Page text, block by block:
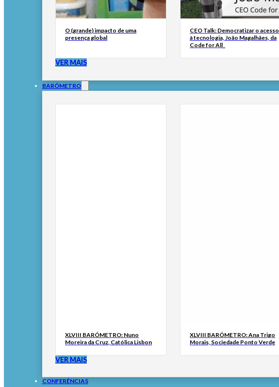
O (grande) impacto de uma
presença global
CEO Talk: Democratizar o acesso
à tecnologia, João Magalhães, da
Code for All_
VER MAIS
BARÓMETRO
XLVIII BARÓMETRO: Nuno
Moreira da Cruz, Católica Lisbon
XLVIII BARÓMETRO: Ana Trigo
Morais, Sociedade Ponto Verde
VER MAIS
CONFERÊNCIAS